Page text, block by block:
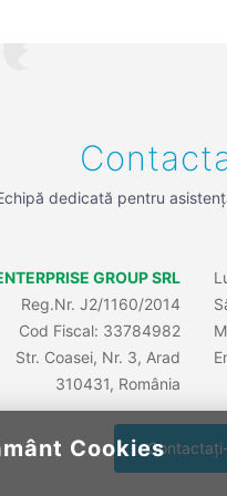
Cookies
dedicată pentru
GROUP SRL
Reg.Nr. J2/1160/2014
Cod Fiscal: 33784982
Str. Coasei, Nr. 3, Arad
310431, România